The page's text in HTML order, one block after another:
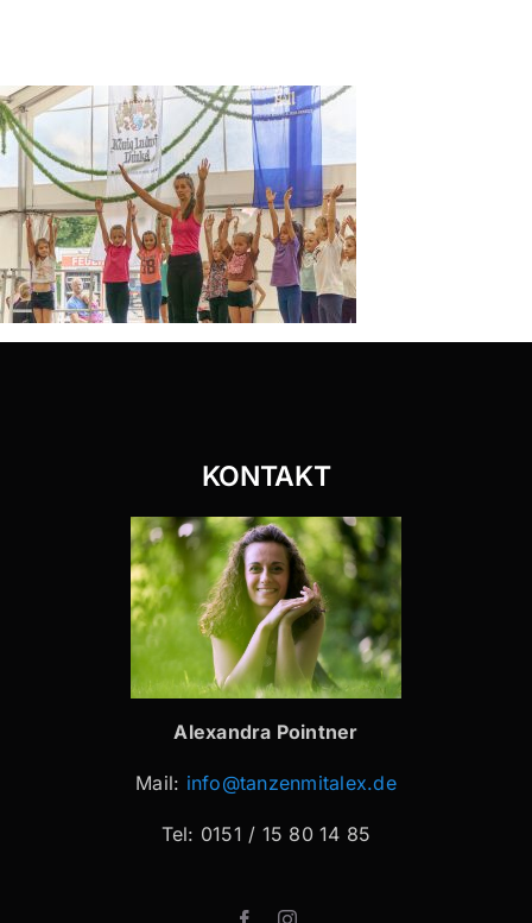
KONTAKT
Alexandra Pointner
Mail: info@tanzenmitalex.de
Tel: 0151 / 15 80 14 85